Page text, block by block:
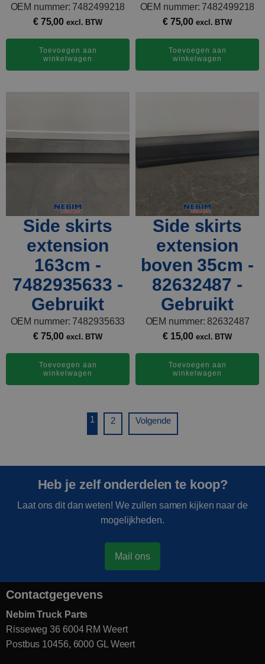
OEM nummer: 7482499218
€75,00 excl. BTW
Toevoegen aan
winkelwagen
OEM nummer: 7482499218
€75,00 excl. BTW
Toevoegen aan
winkelwagen
Side skirts
extension
163cm -
7482935633 -
Gebruikt
OEM nummer: 7482935633
€75,00 excl. BTW
Toevoegen aan
winkelwagen
Side skirts
extension
boven 35cm -
82632487 -
Gebruikt
OEM nummer: 82632487
€15,00 excl. BTW
Toevoegen aan
winkelwagen
1 2 Volgende
Heb je zelf onderdelen te koop?
Laat ons dit dan weten! We zullen samen kijken naar de
mogelijkheden.
Mail ons
Contactgegevens
Nebim Truck Parts
Risseweg 36 6004 RM Weert
Postbus 10456, 6000 GL Weert